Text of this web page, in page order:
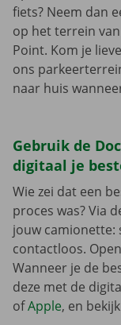
fiets? Neem dan
op het terrein
Point. Kom je
ons
naar huis
Gebruik de
digitaal je
Wie zei dat een
proces was? Via
jouw camionette:
contactloos.
Wanneer je de
deze met de
ofApple, en